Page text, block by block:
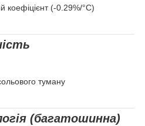
коефіцієнт (-0.29%/°C)
туману
(багатошинна)